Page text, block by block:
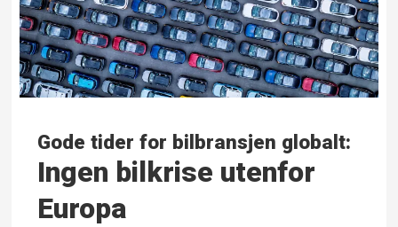
Gode tider for bilbransjen globalt:
Ingen bilkrise utenfor
Europa